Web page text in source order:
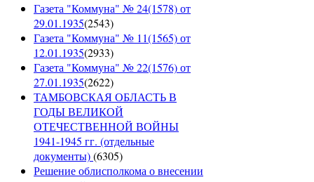
Газета "Коммуна" № 24(1578) от
29.01.1935(2543)
Газета "Коммуна" № 11(1565) от
12.01.1935(2933)
Газета "Коммуна" № 22(1576) от
27.01.1935(2622)
ТАМБОВСКАЯ ОБЛАСТЬ В
ГОДЫ ВЕЛИКОЙ
ОТЕЧЕСТВЕННОЙ ВОЙНЫ
1941-1945 гг. (отдельные
документы)(6305)
Решение облисполкома о внесении